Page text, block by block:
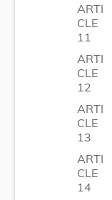
ARTI
CLE
11
ARTI
CLE
12
ARTI
CLE
13
ARTI
CLE
14